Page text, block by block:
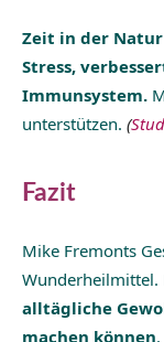
Zeit in der
Stress,
Immunsystem.
unterstützen. (
Fazit
Mike Fremonts
Wunderheilmittel.
alltägliche
machen können